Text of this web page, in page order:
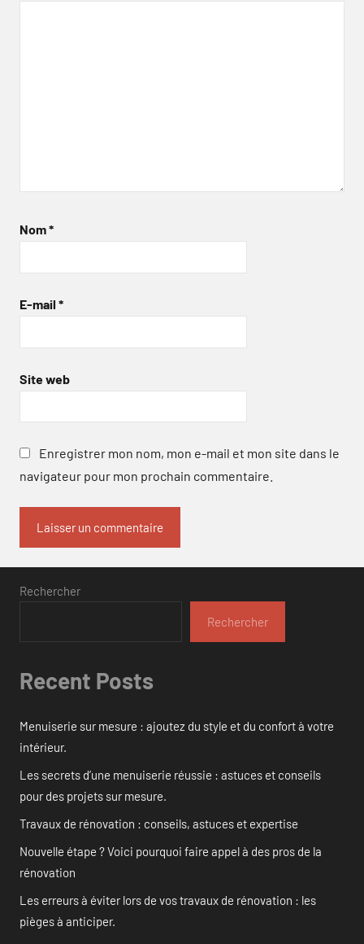
Nom*
E-mail *
Site web
Enregistrer mon nom, mon e-mail et mon site dans le
navigateur pour mon prochain commentaire.
Rechercher
Rechercher
Recent Posts
Menuiserie sur mesure : ajoutez du style et du confort à votre
intérieur.
Les secrets d’une menuiserie réussie : astuces et conseils
pour des projets sur mesure.
Travaux de rénovation : conseils, astuces et expertise
Nouvelle étape ? Voici pourquoi faire appel à des pros de la
rénovation
Les erreurs à éviter lors de vos travaux de rénovation : les
pièges à anticiper.